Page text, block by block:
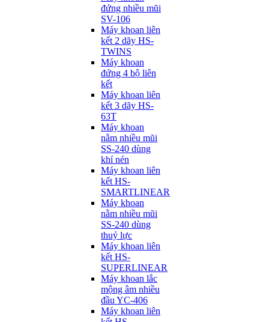
đứng nhiều mũi
SV-106
Máy khoan liên
kết 2 dãy HS-
TWINS
Máy khoan
đứng 4 bộ liên
kết
Máy khoan liên
kết 3 dãy HS-
63T
Máy khoan
nằm nhiều mũi
SS-240 dùng
khí nén
Máy khoan liên
kết HS-
SMARTLINEAR
Máy khoan
nằm nhiều mũi
SS-240 dùng
thuỷ lực
Máy khoan liên
kết HS-
SUPERLINEAR
Máy khoan lắc
mộng âm nhiều
đầu YC-406
Máy khoan liên